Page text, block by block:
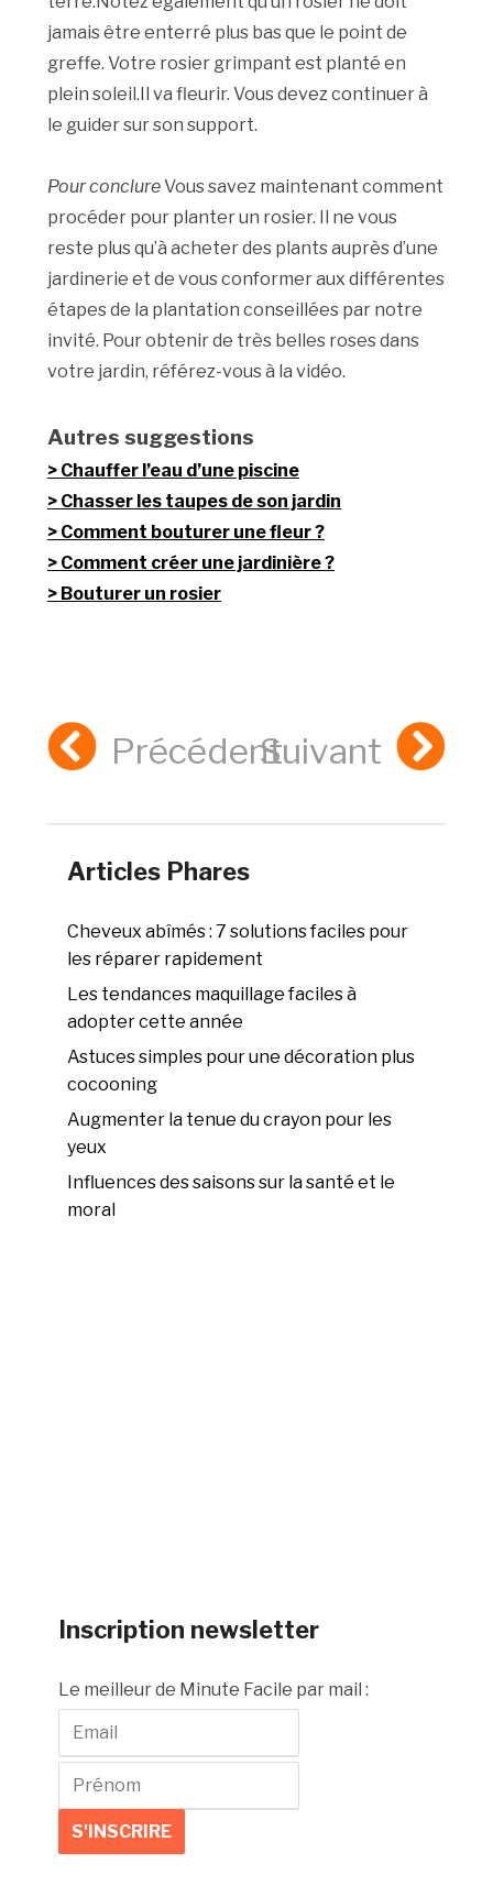
jamais être enterré plus bas que le point de
greffe. Votre rosier grimpant est planté en
plein soleil.Il va fleurir. Vous devez continuer à
le guider sur son support.
Pour conclureVous savez maintenant comment
procéder pour planter un rosier. Il ne vous
reste plus qu’à acheter des plants auprès d’une
jardinerie et de vous conformer aux différentes
étapes de la plantation conseillées par notre
invité. Pour obtenir de très belles roses dans
votre jardin, référez-vous à la vidéo.
Autres suggestions
Chauffer l’eau d’une piscine
Chasser les taupes de son jardin
Comment bouturer une fleur ?
Comment créer une jardinière ?
Bouturer un rosier
PrécédentSuivant
Articles Phares
Cheveux abîmés : 7 solutions faciles pour
les réparer rapidement
Les tendances maquillage faciles à
adopter cette année
Astuces simples pour une décoration plus
cocooning
Augmenter la tenue du crayon pour les
yeux
Influences des saisons sur la santé et le
moral
Inscription newsletter
Le meilleur de Minute Facile par mail :